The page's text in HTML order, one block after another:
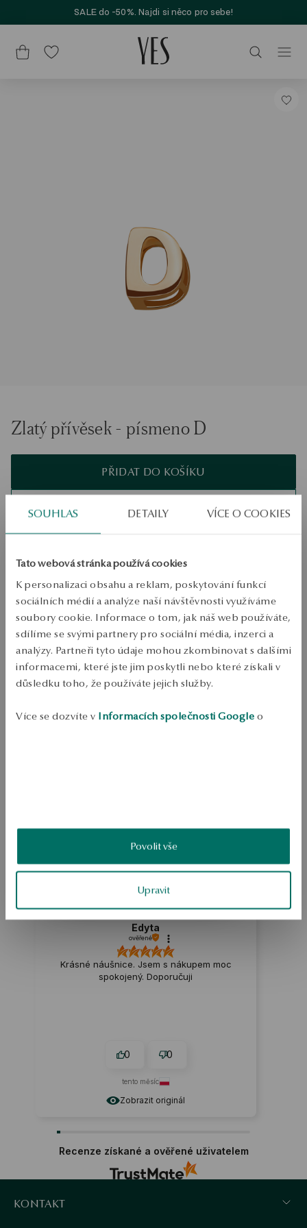
SOUHLAS DETAILY VÍCE O COOKIES
Tato webová stránka používá cookies
K personalizaci obsahu a reklam, poskytování funkcí
sociálních médií a analýze naší návštěvnosti využíváme
soubory cookie. Informace o tom, jak náš web používáte,
sdílíme se svými partnery pro sociální média, inzerci a
analýzy. Partneři tyto údaje mohou zkombinovat s dalšími
informacemi, které jste jim poskytli nebo které získali v
důsledku toho, že používáte jejich služby.
Více se dozvíte v Informacích společnosti Google o
Povolit vše
Upravit
SALE do -50%. Najdi si něco pro sebe!
Zlatý přívěsek - písmeno D
PŘIDAT DO KOŠÍKU
Ověřte si dostupnost na prodejně
Odeslání:1pracovní dny
Bezplatné vrácení až do 100 dnů v YES Clubu
PODROBNOSTI
Šperky z 0.585 zlata. Průměrná hmotnost 0.24 g.
SKU: ZZ17339-Z0000-000000-000
BEZPEČNOST
Zobrazit originál
Edyta
ověřené
Krásné náušnice. Jsem s nákupem moc
spokojený. Doporučuji
0 0
tento měsíc
Recenze získané a ověřené uživatelem
KONTAKT